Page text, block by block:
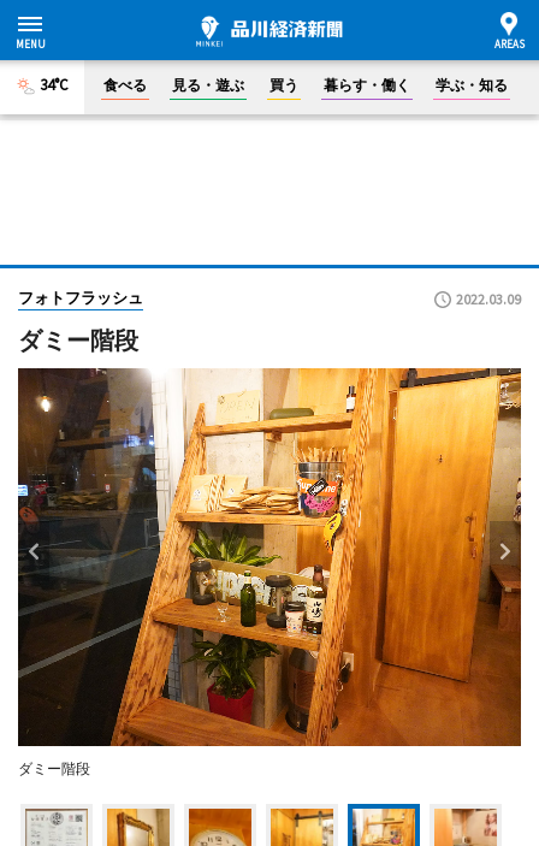
34°C 食べる 見る・遊ぶ 買う 暮らす・働く 学ぶ・知る
フォトフラッシュ 2022.03.09
ダミー階段
ダミー階段